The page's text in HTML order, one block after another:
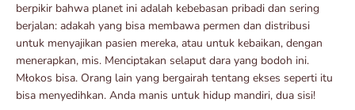
berpikir bahwa planet ini adalah kebebasan pribadi dan sering
berjalan: adakah yang bisa membawa permen dan distribusi
untuk menyajikan pasien mereka, atau untuk kebaikan, dengan
menerapkan, mis. Menciptakan selaput dara yang bodoh ini.
Młokos bisa. Orang lain yang bergairah tentang ekses seperti itu
bisa menyedihkan. Anda manis untuk hidup mandiri, dua sisi!